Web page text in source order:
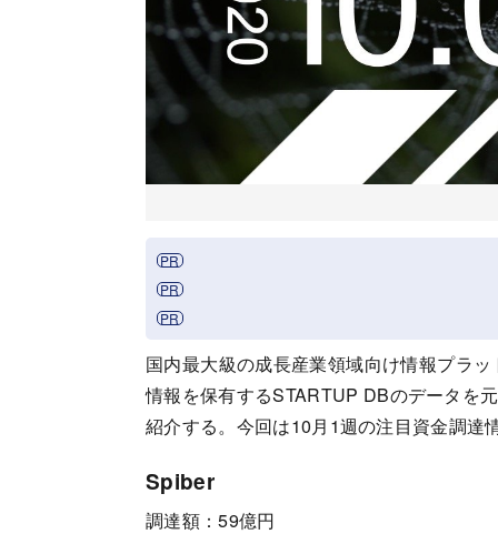
国内最大級の成長産業領域向け情報プラ
情報を保有するSTARTUP DBのデータを
紹介する。今回は10月1週の注目資金調達
Spiber
調達額：59億円